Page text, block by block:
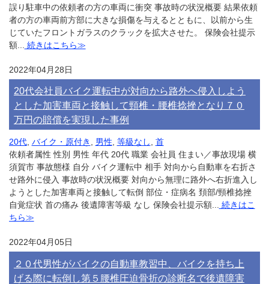
誤り駐車中の依頼者の方の車両に衝突 事故時の状況概要 結果依頼
者の方の車両前方部に大きな損傷を与えるとともに、以前から生
じていたフロントガラスのクラックを拡大させた。 保険会社提示
額...
続きはこちら≫
2022年04月28日
20代会社員バイク運転中が対向から路外へ侵入しよう
とした加害車両と接触して頸椎・腰椎捻挫となり７０
万円の賠償を実現した事例
20代, バイク・原付き , 男性, 等級なし, 首
依頼者属性 性別 男性 年代 20代 職業 会社員 住まい／事故現場 横
須賀市 事故態様 自分 バイク運転中 相手 対向から自動車を右折さ
せ路外に侵入 事故時の状況概要 対向から無理に路外へ右折進入し
ようとした加害車両と接触して転倒 部位・症病名 頚部/頸椎捻挫
自覚症状 首の痛み 後遺障害等級 なし 保険会社提示額... 続きはこ
ちら≫
2022年04月05日
２０代男性がバイクの自動車教習中、バイクを持ち上
げる際に転倒し第５腰椎圧迫骨折の診断名で後遺障害